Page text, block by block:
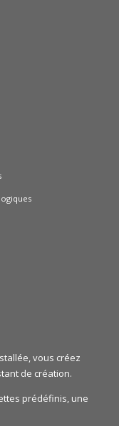
vous créez
de création.
prédéfinis, une